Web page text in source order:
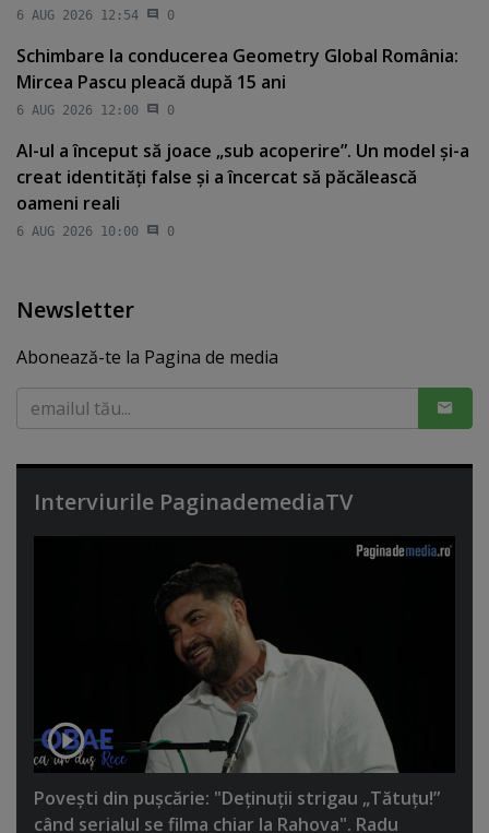
6 AUG 2026 12:54 0
Schimbare la conducerea Geometry Global România:
Mircea Pascu pleacă după 15 ani
6 AUG 2026 12:00 0
AI-ul a început să joace „sub acoperire”. Un model şi-a
creat identităţi false şi a încercat să păcălească
oameni reali
6 AUG 2026 10:00 0
Newsletter
Abonează-te la Pagina de media
Interviurile PaginademediaTV
Poveşti din puşcărie: "Deţinuţii strigau „Tătuţu!”
când serialul se filma chiar la Rahova". Radu